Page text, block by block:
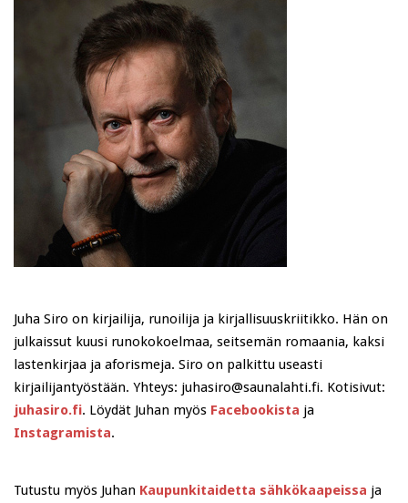
Juha Siro on kirjailija, runoilija ja kirjallisuuskriitikko. Hän on
julkaissut kuusi runokokoelmaa, seitsemän romaania, kaksi
lastenkirjaa ja aforismeja. Siro on palkittu useasti
kirjailijantyöstään. Yhteys: juhasiro@saunalahti.fi. Kotisivut:
juhasiro.fi. Löydät Juhan myös Facebookista ja
Instagramista.
Tutustu myös Juhan Kaupunkitaidetta sähkökaapeissa ja